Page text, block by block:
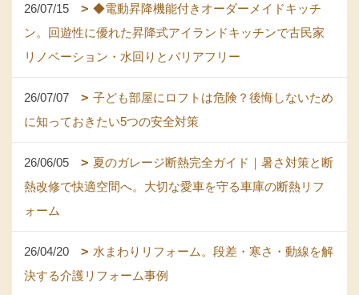
26/07/15
◆電動昇降機能付きオーダーメイドキッチ
ン。回遊性に優れた昇降式アイランドキッチンで古民家
リノベーション・水回りとバリアフリー
26/07/07
子ども部屋にロフトは危険？後悔しないため
に知っておきたい5つの安全対策
26/06/05
夏のガレージ断熱完全ガイド｜暑さ対策と断
熱改修で快適空間へ。大切な愛車を守る車庫の断熱リフ
ォーム
26/04/20
水まわりリフォーム。段差・寒さ・動線を解
決する介護リフォーム事例